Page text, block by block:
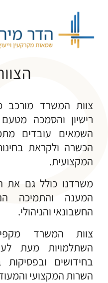
צוות המשרד מורכב
רישיון והסמכה
השמאים עובדים
הכשרה ולקראת
המקצועית.
משרדנו כולל גם את
המענה והתמיכה
החשבונאי והניהולי.
צוות המשרד
השתלמויות מעת
בחידושים
השרות המקצועי